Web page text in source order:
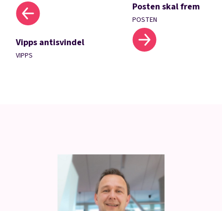
Vipps antisvindel
VIPPS
Posten skal frem
POSTEN